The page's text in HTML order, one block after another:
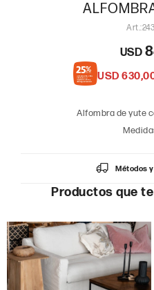
USD
USD
Alfombra de yute
Métodos
Productos que